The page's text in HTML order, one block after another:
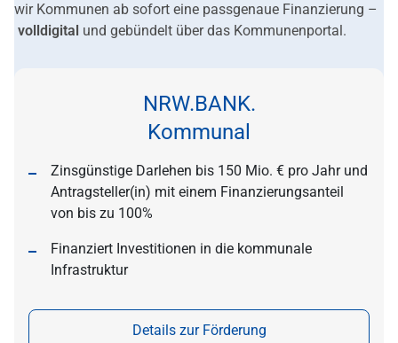
wir Kommunen ab sofort eine passgenaue Finanzierung –
volldigital und gebündelt über das Kommunenportal.
NRW.BANK.
Kommunal
Zinsgünstige Darlehen bis 150 Mio. € pro Jahr und
Antragsteller(in) mit einem Finanzierungsanteil
von bis zu 100%
Finanziert Investitionen in die kommunale
Infrastruktur
Details zur Förderung